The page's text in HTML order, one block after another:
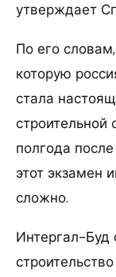
утверждает
По его
которую
стала
строительной
полгода
этот экзамен
сложно.
Интергал-Буд